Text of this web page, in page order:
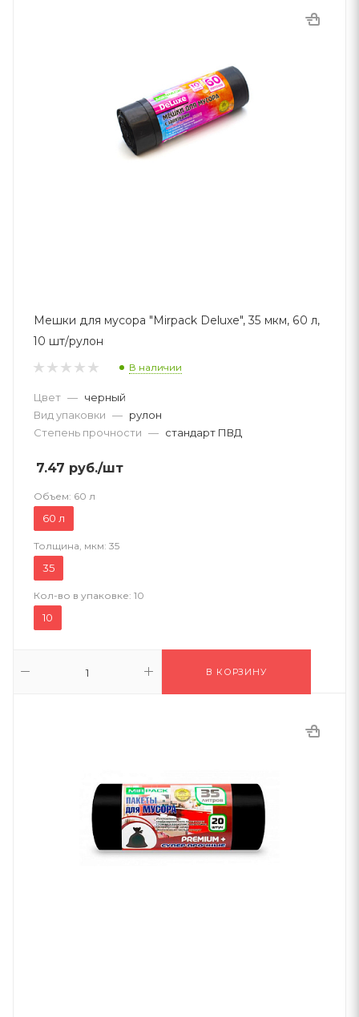
Мешки для мусора "Mirpack Deluxe", 35 мкм, 60 л,
10 шт/рулон
В наличии
Цвет — черный
Вид упаковки — рулон
Степень прочности — стандарт ПВД
7.47 руб./шт
Объем: 60 л
60 л
Толщина, мкм: 35
35
Кол-во в упаковке: 10
10
В КОРЗИНУ